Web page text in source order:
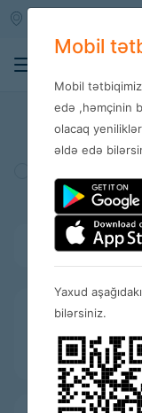
Bütün
Mobil
Mobil tətbiqimiz
edə ,həmçinin
olacaq
əldə edə
Yaxud
bilərsiniz.